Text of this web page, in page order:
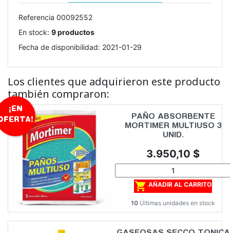
Referencia 00092552
En stock: 9 productos
Fecha de disponibilidad: 2021-01-29
Los clientes que adquirieron este producto
también compraron:
PAÑO ABSORBENTE
MORTIMER MULTIUSO 3
UNID.
Precio
3.950,10 $
 AÑADIR AL CARRITO
10 Últimas unidades en stock
¡EN